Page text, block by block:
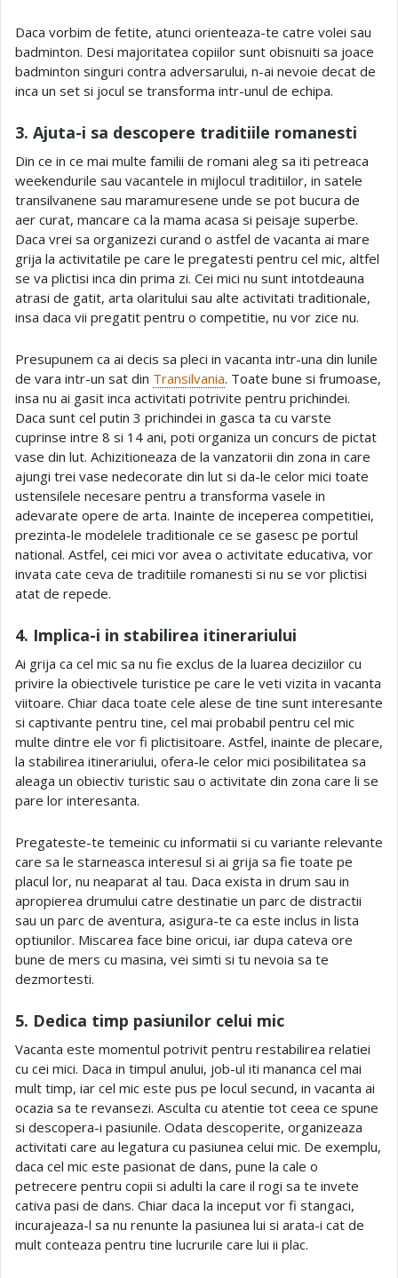
Daca vorbim de fetite, atunci orienteaza-te catre volei sau
badminton. Desi majoritatea copiilor sunt obisnuiti sa joace
badminton singuri contra adversarului, n-ai nevoie decat de
inca un set si jocul se transforma intr-unul de echipa.
3. Ajuta-i sa descopere traditiile romanesti
Din ce in ce mai multe familii de romani aleg sa iti petreaca
weekendurile sau vacantele in mijlocul traditiilor, in satele
transilvanene sau maramuresene unde se pot bucura de
aer curat, mancare ca la mama acasa si peisaje superbe.
Daca vrei sa organizezi curand o astfel de vacanta ai mare
grija la activitatile pe care le pregatesti pentru cel mic, altfel
se va plictisi inca din prima zi. Cei mici nu sunt intotdeauna
atrasi de gatit, arta olaritului sau alte activitati traditionale,
insa daca vii pregatit pentru o competitie, nu vor zice nu.
Presupunem ca ai decis sa pleci in vacanta intr-una din lunile
de vara intr-un sat din Transilvania. Toate bune si frumoase,
insa nu ai gasit inca activitati potrivite pentru prichindei.
Daca sunt cel putin 3 prichindei in gasca ta cu varste
cuprinse intre 8 si 14 ani, poti organiza un concurs de pictat
vase din lut. Achizitioneaza de la vanzatorii din zona in care
ajungi trei vase nedecorate din lut si da-le celor mici toate
ustensilele necesare pentru a transforma vasele in
adevarate opere de arta. Inainte de inceperea competitiei,
prezinta-le modelele traditionale ce se gasesc pe portul
national. Astfel, cei mici vor avea o activitate educativa, vor
invata cate ceva de traditiile romanesti si nu se vor plictisi
atat de repede.
4. Implica-i in stabilirea itinerariului
Ai grija ca cel mic sa nu fie exclus de la luarea deciziilor cu
privire la obiectivele turistice pe care le veti vizita in vacanta
viitoare. Chiar daca toate cele alese de tine sunt interesante
si captivante pentru tine, cel mai probabil pentru cel mic
multe dintre ele vor fi plictisitoare. Astfel, inainte de plecare,
la stabilirea itinerariului, ofera-le celor mici posibilitatea sa
aleaga un obiectiv turistic sau o activitate din zona care li se
pare lor interesanta.
Pregateste-te temeinic cu informatii si cu variante relevante
care sa le starneasca interesul si ai grija sa fie toate pe
placul lor, nu neaparat al tau. Daca exista in drum sau in
apropierea drumului catre destinatie un parc de distractii
sau un parc de aventura, asigura-te ca este inclus in lista
optiunilor. Miscarea face bine oricui, iar dupa cateva ore
bune de mers cu masina, vei simti si tu nevoia sa te
dezmortesti.
5. Dedica timp pasiunilor celui mic
Vacanta este momentul potrivit pentru restabilirea relatiei
cu cei mici. Daca in timpul anului, job-ul iti mananca cel mai
mult timp, iar cel mic este pus pe locul secund, in vacanta ai
ocazia sa te revansezi. Asculta cu atentie tot ceea ce spune
si descopera-i pasiunile. Odata descoperite, organizeaza
activitati care au legatura cu pasiunea celui mic. De exemplu,
daca cel mic este pasionat de dans, pune la cale o
petrecere pentru copii si adulti la care il rogi sa te invete
cativa pasi de dans. Chiar daca la inceput vor fi stangaci,
incurajeaza-l sa nu renunte la pasiunea lui si arata-i cat de
mult conteaza pentru tine lucrurile care lui ii plac.